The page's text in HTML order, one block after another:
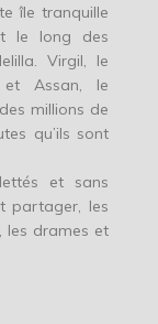
île tranquille
le long des
Virgil, le
et Assan, le
millions de
qu’ils sont
et sans
partager, les
les drames et